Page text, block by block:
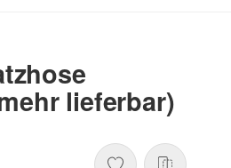
lieferbar)